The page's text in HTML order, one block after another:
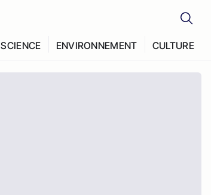
SCIENCE ENVIRONNEMENT CULTURE